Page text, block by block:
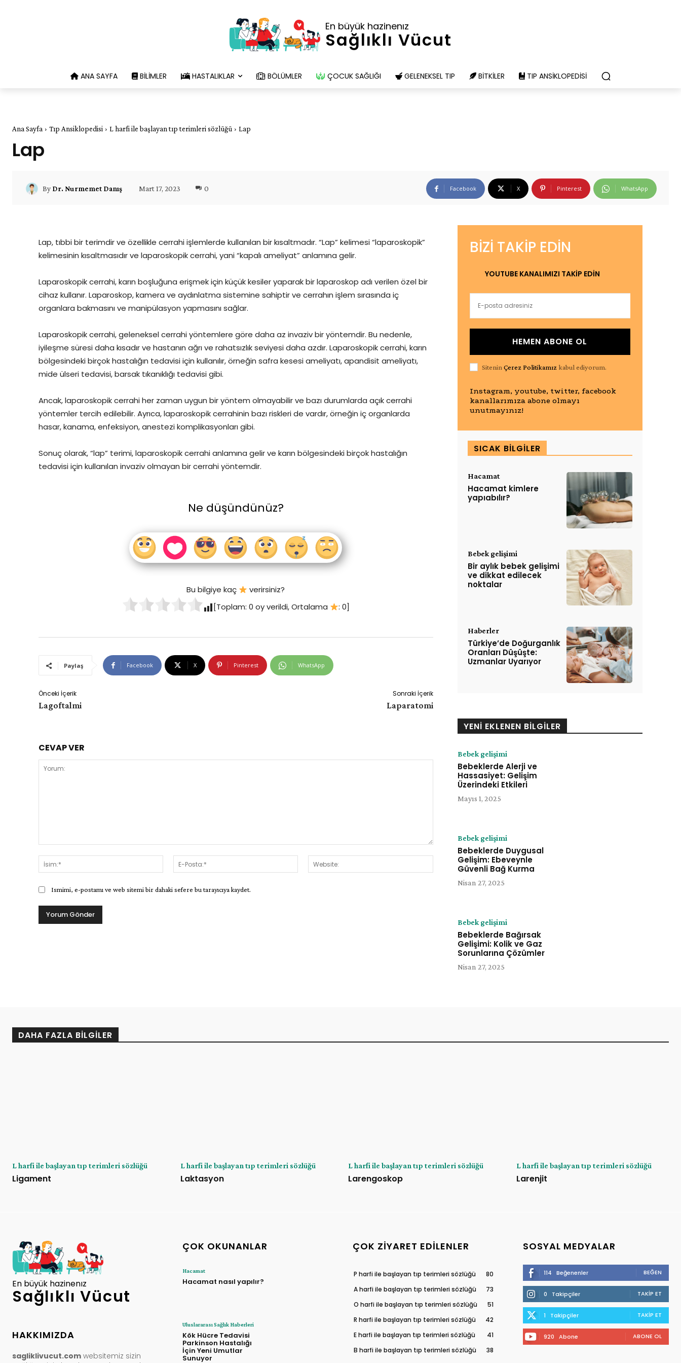
En büyük hazinenız
Sağlıklı Vücut
ANA SAYFA BILIMLER HASTALIKLAR BÖLÜMLER ÇOCUK SAĞLIĞI GELENEKSEL TIP BITKILER TIP ANSIKLOPEDISI
Ana Sayfa Tıp Ansiklopedisi L harfi ile başlayan tıp terimleri sözlüğü Lap
Lap
By Dr. Nurmemet Danış Mart 17, 2023 0 Facebook X Pinterest WhatsApp
Lap, tıbbi bir terimdir ve özellikle cerrahi işlemlerde kullanılan bir kısaltmadır. “Lap” kelimesi “laparoskopik”
kelimesinin kısaltmasıdır ve laparoskopik cerrahi, yani “kapalı ameliyat” anlamına gelir.
Laparoskopik cerrahi, karın boşluğuna erişmek için küçük kesiler yaparak bir laparoskop adı verilen özel bir
cihaz kullanır. Laparoskop, kamera ve aydınlatma sistemine sahiptir ve cerrahın işlem sırasında iç
organlara bakmasını ve manipülasyon yapmasını sağlar.
Laparoskopik cerrahi, geleneksel cerrahi yöntemlere göre daha az invaziv bir yöntemdir. Bu nedenle,
iyileşme süresi daha kısadır ve hastanın ağrı ve rahatsızlık seviyesi daha azdır. Laparoskopik cerrahi, karın
bölgesindeki birçok hastalığın tedavisi için kullanılır, örneğin safra kesesi ameliyatı, apandisit ameliyatı,
mide ülseri tedavisi, barsak tıkanıklığı tedavisi gibi.
Ancak, laparoskopik cerrahi her zaman uygun bir yöntem olmayabilir ve bazı durumlarda açık cerrahi
yöntemler tercih edilebilir. Ayrıca, laparoskopik cerrahinin bazı riskleri de vardır, örneğin iç organlarda
hasar, kanama, enfeksiyon, anestezi komplikasyonları gibi.
Sonuç olarak, “lap” terimi, laparoskopik cerrahi anlamına gelir ve karın bölgesindeki birçok hastalığın
tedavisi için kullanılan invaziv olmayan bir cerrahi yöntemdir.
Ne düşündünüz?
Bu bilgiye kaç
verirsiniz?
[Toplam: 0 oy verildi, Ortalama : 0]
Paylaş Facebook X Pinterest WhatsApp
Önceki İçerik
Lagoftalmi
Sonraki İçerik
Laparatomi
CEVAP VER
İsim:*
Posta:*
Website:
Ismimi, e-postamı ve web sitemi bir dahaki sefere bu tarayıcıya kaydet.
BIZI TAKIP EDIN
YOUTUBE KANALIMIZI TAKİP EDİN
HEMEN ABONE OL
Sitenin Çerez Politikamızkabul ediyorum.
Instagram, youtube, twitter, facebook
kanallarımıza abone olmayı
unutmayınız!
SICAK BILGILER
Hacamat
Hacamat kimlere
yapıabılır?
Bebek gelişimi
Bir aylık bebek gelişimi
ve dikkat edilecek
noktalar
Haberler
Türkiye’de Doğurganlık
Oranları Düşüşte:
Uzmanlar Uyarıyor
YENI EKLENEN BILGILER
Bebek gelişimi
Bebeklerde Alerji ve
Hassasiyet: Gelişim
Üzerindeki Etkileri
Mayıs 1, 2025
Bebek gelişimi
Bebeklerde Duygusal
Gelişim: Ebeveynle
Güvenli Bağ Kurma
Nisan 27, 2025
Bebek gelişimi
Bebeklerde Bağırsak
Gelişimi: Kolik ve Gaz
Sorunlarına Çözümler
Nisan 27, 2025
DAHA FAZLA BILGILER
L harfi ile başlayan tıp terimleri sözlüğü
Ligament
L harfi ile başlayan tıp terimleri sözlüğü
Laktasyon
L harfi ile başlayan tıp terimleri sözlüğü
Larengoskop
L harfi ile başlayan tıp terimleri sözlüğü
Larenjit
En büyük hazinenız
Sağlıklı Vücut
HAKKIMIZDA
sagliklivucut.com websitemiz sizin
ÇOK OKUNANLAR
Hacamat
Hacamat nasıl yapılır?
Uluslararası Sağlık Haberleri
Kök Hücre Tedavisi
Parkinson Hastalığı
İçin Yeni Umutlar
Sunuyor
ÇOK ZIYARET EDILENLER
P harfi ile başlayan tıp terimleri sözlüğü
80
A harfi ile başlayan tıp terimleri sözlüğü
73
O harfi ile başlayan tıp terimleri sözlüğü
51
R harfi ile başlayan tıp terimleri sözlüğü
42
E harfi ile başlayan tıp terimleri sözlüğü
41
B harfi ile başlayan tıp terimleri sözlüğü
38
SOSYAL MEDYALAR
114 Beğenenler BEĞEN
0 Takipçiler TAKIP ET
1 Takipçiler TAKIP ET
920 Abone ABONE OL